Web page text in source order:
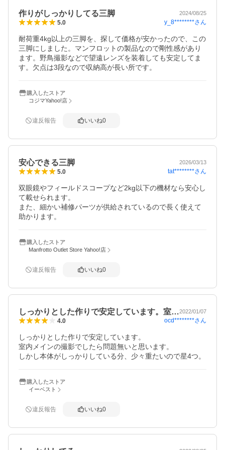
作りがしっかりしてる三脚 2024/08/25
5.0 y_8********さん
耐荷重4kg以上の三脚を、探して価格が安かったので、この
三脚にしました。マンフロットの製品なので剛性感があり
ます。野鳥撮影などで望遠レンズを装着しても安定してま
す。欠点は3段なので収納高が長い所です。
購入したストア
コジマYahoo!店
違反報告 いいね0
安心できる三脚 2026/03/13
5.0 tat********さん
双眼鏡やフィールドスコープなど2kg以下の機材なら安心し
て載せられます。
また、細かい補修パーツが供給されているので長く使えて
助かります。
購入したストア
Manfrotto Outlet Store Yahoo!店
違反報告 いいね0
しっかりとした作りで安定しています。室…2022/01/07
4.0 ocd********さん
しっかりとした作りで安定しています。
室内メインの撮影でしたら問題無いと思います。
しかし本体がしっかりしている分、少々重たいので星4つ。
購入したストア
イーベスト
違反報告 いいね0